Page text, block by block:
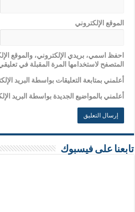
الموقع الإلكتروني
احفظ اسمي، بريدي الإلكتروني، والموقع
المتصفح لاستخدامها المرة المقبلة في
أعلمني بمتابعة التعليقات بواسطة البريد
أعلمني بالمواضيع الجديدة بواسطة البريد
تابعنا على فيسبوك